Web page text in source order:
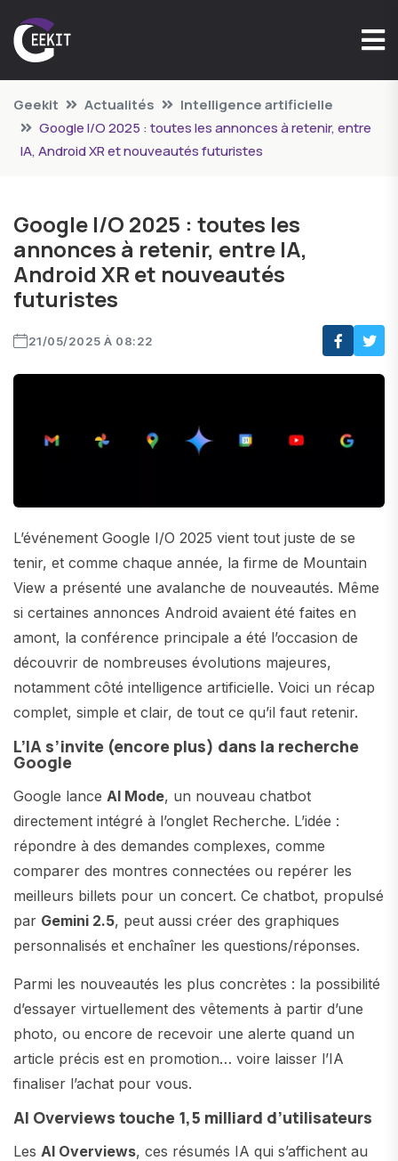
Geekit Actualités
Intelligence artificielle
Google I/O 2025 : toutes les annonces à retenir, entre
IA, Android XR et nouveautés futuristes
Google I/O 2025 : toutes les
annonces à retenir, entre IA,
Android XR et nouveautés
futuristes
21/05/2025 À 08:22
L’événement Google I/O 2025 vient tout juste de se
tenir, et comme chaque année, la firme de Mountain
View a présenté une avalanche de nouveautés. Même
si certaines annonces Android avaient été faites en
amont, la conférence principale a été l’occasion de
découvrir de nombreuses évolutions majeures,
notamment côté intelligence artificielle. Voici un récap
complet, simple et clair, de tout ce qu’il faut retenir.
L’IA s’invite (encore plus) dans la recherche
Google
Google lance AI Mode, un nouveau chatbot
directement intégré à l’onglet Recherche. L’idée :
répondre à des demandes complexes, comme
comparer des montres connectées ou repérer les
meilleurs billets pour un concert. Ce chatbot, propulsé
par Gemini 2.5, peut aussi créer des graphiques
personnalisés et enchaîner les questions/réponses.
Parmi les nouveautés les plus concrètes : la possibilité
d’essayer virtuellement des vêtements à partir d’une
photo, ou encore de recevoir une alerte quand un
article précis est en promotion… voire laisser l’IA
finaliser l’achat pour vous.
AI Overviews touche 1,5 milliard d’utilisateurs
Les AI Overviews, ces résumés IA qui s’affichent au